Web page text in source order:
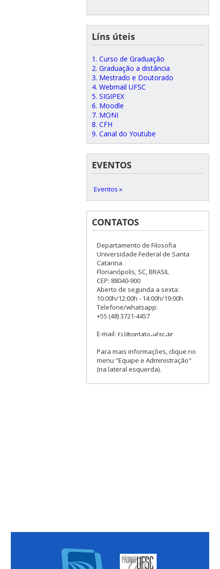
Líns úteis
1. Curso de Graduação
2. Graduação a distância
3. Mestrado e Doutorado
4. Webmail UFSC
5. SIGIPEX
6. Moodle
7. MONI
8. CFH
9. Canal do Youtube
EVENTOS
Eventos »
CONTATOS
Departamento de Filosofia
Universidade Federal de Santa
Catarina
Florianópolis, SC, BRASIL
CEP: 88040-900
Aberto de segunda a sexta:
10:00h/12:00h - 14:00h/19:00h
Telefone/whatsapp:
+55 (48) 3721-4457
E-mail:
Para mais informações, clique no
menu "Equipe e Administração"
(na lateral esquerda).